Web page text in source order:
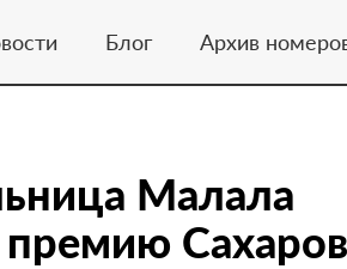
Блог Архив
Малала